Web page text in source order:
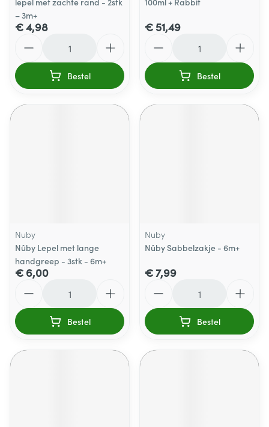
– 3m+
€ 4,98
Bestel
€ 51,49
Bestel
Nuby
Nûby Lepel met lange
handgreep - 3stk - 6m+
€ 6,00
Bestel
Nuby
Nûby Sabbelzakje - 6m+
€ 7,99
Bestel